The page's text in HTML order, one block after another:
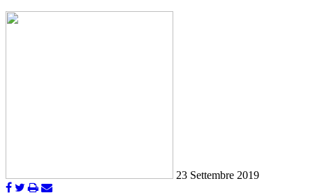
23 Settembre 2019